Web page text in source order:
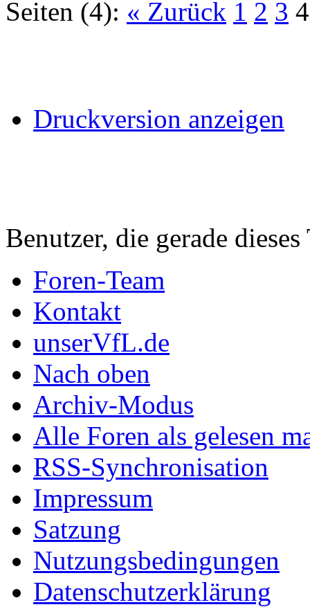
Seiten (4): « Zurück 1 2 3 4
Druckversion anzeigen
Benutzer, die gerade
Foren-Team
Kontakt
unserVfL.de
Nach oben
Archiv-Modus
Alle Foren als gelesen
RSS-Synchronisation
Impressum
Satzung
Nutzungsbedingungen
Datenschutzerklärung